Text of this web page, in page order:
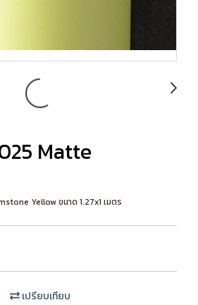
Matte
Yellow ขนาด 1.27x1 เมตร
เปรียบเทียบ